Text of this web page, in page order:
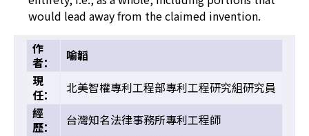
would lead away from the claimed invention.
作
者：
喻韜
現
任：
北美智權專利工程部專利工程研究組研究員
經
歷：
台灣知名法律事務所專利工程師